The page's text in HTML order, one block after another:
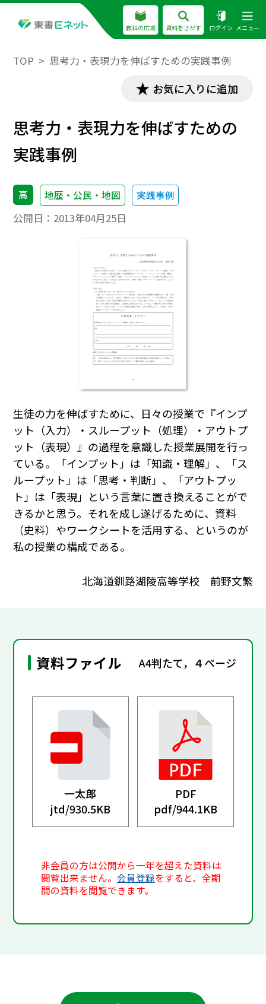
教科の広場 資料をさがす ログイン メニュー
TOP 思考力・表現力を伸ばすための実践事例
お気に入りに追加
思考力・表現力を伸ばすための
実践事例
高 地歴・公民・地図 実践事例
公開日： 2013年04月25日
生徒の力を伸ばすために、日々の授業で『インプ
ット（入力）・スループット（処理）・アウトプ
ット（表現）』の過程を意識した授業展開を行っ
ている。「インプット」は「知識・理解」、「ス
ループット」は「思考・判断」、「アウトプッ
ト」は「表現」という言葉に置き換えることがで
きるかと思う。それを成し遂げるために、資料
（史料）やワークシートを活用する、というのが
私の授業の構成である。
北海道釧路湖陵高等学校 前野文繁
資料ファイル A4判たて，４ページ
一太郎
jtd/930.5KB
PDF
pdf/944.1KB
非会員の方は公開から一年を超えた資料は
閲覧出来ません。会員登録をすると、全期
間の資料を閲覧できます。